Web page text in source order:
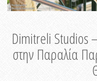
Dimitreli Studios
στην Παραλία